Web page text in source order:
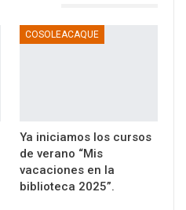
COSOLEACAQUE
Ya iniciamos los cursos
de verano “Mis
vacaciones en la
biblioteca 2025”.